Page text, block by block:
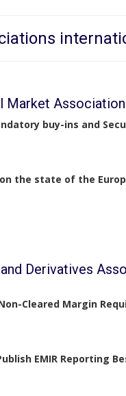
Market Association
buy-ins and
the state of the
Derivatives
Cleared Margin
Publish EMIR Reporting